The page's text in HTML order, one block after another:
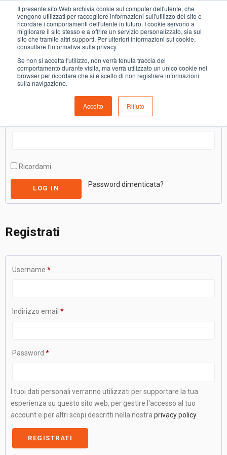
Il presente sito Web archivia cookie sul computer dell'utente, che
vengono utilizzati per raccogliere informazioni sull'utilizzo del sito e
ricordare i comportamenti dell'utente in futuro. I cookie servono a
migliorare il sito stesso e a offrire un servizio personalizzato, sia sul
sito che tramite altri supporti. Per ulteriori informazioni sui cookie,
consultare l'informativa sulla privacy
Se non si accetta l'utilizzo, non verrà tenuta traccia del
comportamento durante visita, ma verrà utilizzato un unico cookie nel
browser per ricordare che si è scelto di non registrare informazioni
sulla navigazione.
Accetto Rifiuto
Il mio Account
Login
Username o indirizzo email *
Ricordami
LOG IN Password dimenticata?
Registrati
Username *
Indirizzo email *
Password *
I tuoi dati personali verranno utilizzati per supportare la tua
esperienza su questo sito web, per gestire l'accesso al tuo
account e per altri scopi descritti nella nostra privacy policy.
REGISTRATI